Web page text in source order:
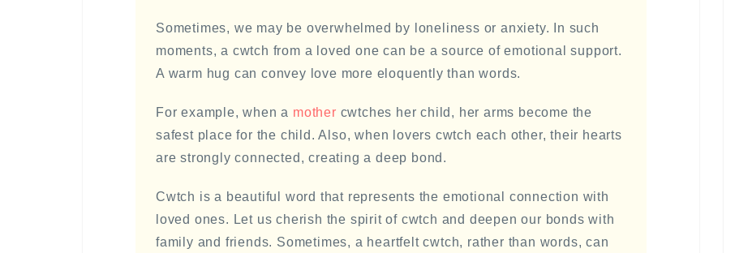
Sometimes, we may be overwhelmed by loneliness or anxiety. In such
moments, a cwtch from a loved one can be a source of emotional support.
A warm hug can convey love more eloquently than words.
For example, when a mother cwtches her child, her arms become the
safest place for the child. Also, when lovers cwtch each other, their hearts
are strongly connected, creating a deep bond.
Cwtch is a beautiful word that represents the emotional connection with
loved ones. Let us cherish the spirit of cwtch and deepen our bonds with
family and friends. Sometimes, a heartfelt cwtch, rather than words, can